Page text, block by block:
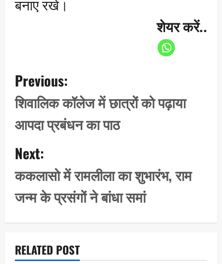
बनाए रखें।
शेयर करें..
o
s
t
n
v
i
g
a
i
o
n
Previous:
शिवालिक कॉलेज में छात्रों को पढ़ाया
आपदा प्रबंधन का पाठ
Next:
ककलासो में रामलीला का शुभारंभ, राम
जन्म के प्रसंगों ने बांधा समां
RELATED POST